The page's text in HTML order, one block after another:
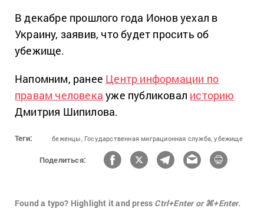
В декабре прошлого года Ионов уехал в
Украину, заявив, что будет просить об
убежище.
Напомним, ранее Центр информации по
правам человека уже публиковал историю
Дмитрия Шипилова.
Теги: беженцы, Государственная миграционная служба, убежище
Поделиться:
Found a typo? Highlight it and press Ctrl+Enter or ⌘+Enter.